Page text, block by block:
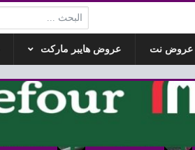
البحث:
عروض نت عروض هايبر ماركت